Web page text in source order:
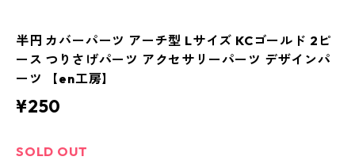
半円 カバーパーツ アーチ型 Lサイズ KCゴールド 2ピ
ース つりさげパーツ アクセサリーパーツ デザインパ
ーツ 【en工房】
¥250
SOLD OUT